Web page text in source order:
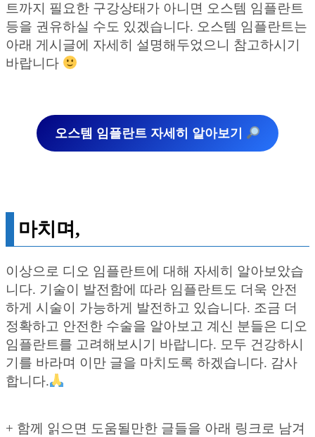
트까지 필요한 구강상태가 아니면 오스템 임플란트
등을 권유하실 수도 있겠습니다. 오스템 임플란트는
아래 게시글에 자세히 설명해두었으니 참고하시기
바랍니다
오스템 임플란트 자세히 알아보기
마치며,
이상으로 디오 임플란트에 대해 자세히 알아보았습
니다. 기술이 발전함에 따라 임플란트도 더욱 안전
하게 시술이 가능하게 발전하고 있습니다. 조금 더
정확하고 안전한 수술을 알아보고 계신 분들은 디오
임플란트를 고려해보시기 바랍니다. 모두 건강하시
기를 바라며 이만 글을 마치도록 하겠습니다. 감사
합니다.
+ 함께 읽으면 도움될만한 글들을 아래 링크로 남겨